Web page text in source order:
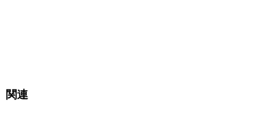
関連